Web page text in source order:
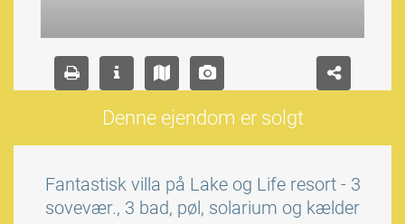
Denne ejendom er solgt
Fantastisk villa på Lake og Life resort - 3
sovevær., 3 bad, pøl, solarium og kælder